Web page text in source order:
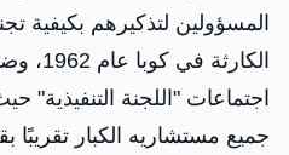
المسؤولين لتذكيرهم بكيفية
الكارثة
اجتماعات "اللجنة
جميع مستشاريه الكبار